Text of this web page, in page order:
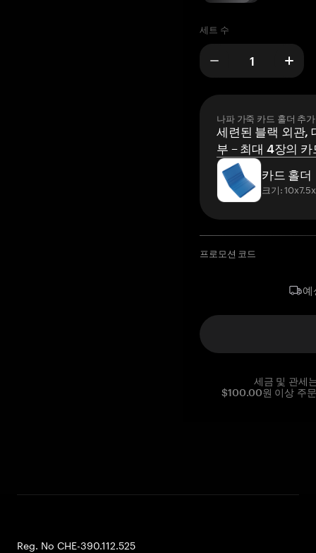
세트 수
나파 가죽 카드 홀더 추가
세련된 블랙 외관,
부 – 최대 4장의
카드 홀더
크기:
프로모션 코드
예
세금 및 관세
$100.00원 이상 주
Reg. No CHE-390.112.525